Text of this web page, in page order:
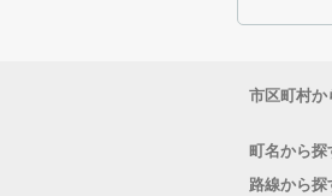
市区町村か
町名から探
路線から探